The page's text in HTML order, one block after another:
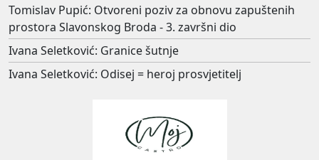
Tomislav Pupić: Otvoreni poziv za obnovu zapuštenih
prostora Slavonskog Broda - 3. završni dio
Ivana Seletković: Granice šutnje
Ivana Seletković: Odisej = heroj prosvjetitelj